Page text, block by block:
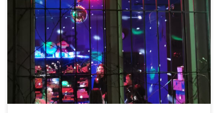
In der Nische ist es wieder warm und damit war Weihnachten
gerettet. Die Wiedereröffnung nach viel zu langen Bauarbeiten
konnte mit einer bunten Weihnachtsfeier am 17. Dezember gefeiert
werden. Seit Sommer wurde an einem neuen Heizungsanschluss
gearbeitet, im Oktober musste die Nische ausziehen, weil die
Räume ohne Heizung zu kalt […]